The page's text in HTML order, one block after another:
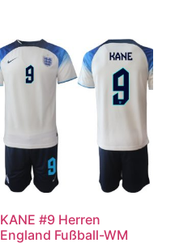
KANE #9 Herren
England Fußball-WM